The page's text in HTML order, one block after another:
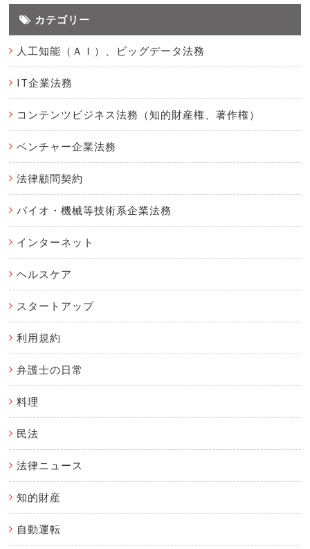
カテゴリー
人工知能（ＡＩ）、ビッグデータ法務
IT企業法務
コンテンツビジネス法務（知的財産権、著作権）
ベンチャー企業法務
法律顧問契約
バイオ・機械等技術系企業法務
インターネット
ヘルスケア
スタートアップ
利用規約
弁護士の日常
料理
民法
法律ニュース
知的財産
自動運転